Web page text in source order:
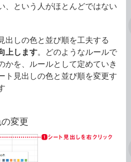
、という人がほとんどではない
出しの色と並び順を工夫する
上します。どのようなルールで
かを、ルールとして定めていき
ト見出しの色と並び順を変更す
変更